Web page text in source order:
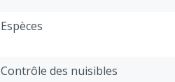
Espèces
Contrôle des nuisibles